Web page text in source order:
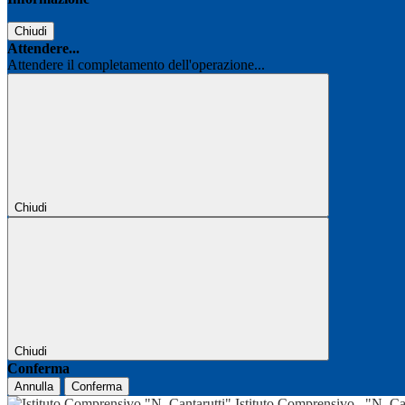
Chiudi
Attendere...
Attendere il completamento dell'operazione...
Chiudi
Chiudi
Conferma
Annulla Conferma